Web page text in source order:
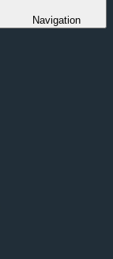
Navigation